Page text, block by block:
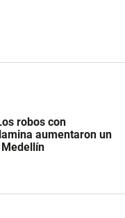
robos con
aumentaron un
Medellín